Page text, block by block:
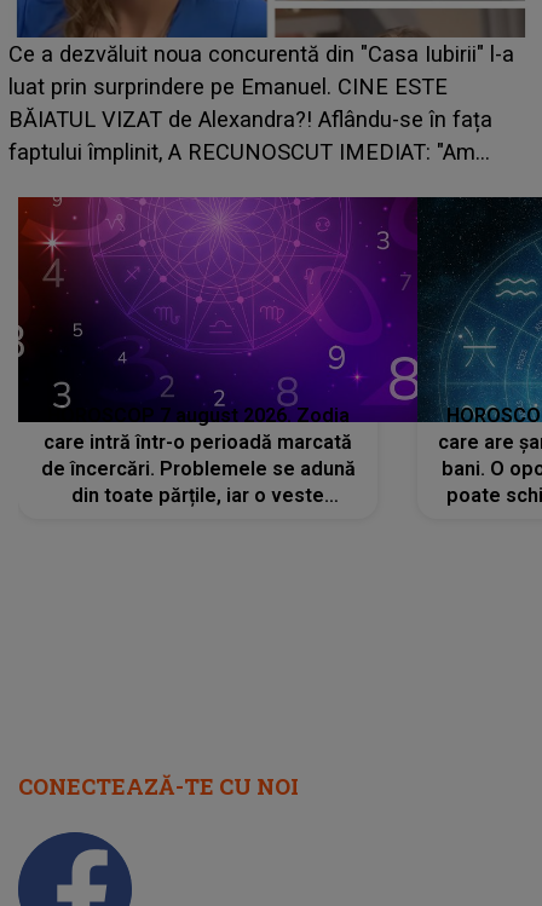
Ce a dezvăluit noua concurentă din "Casa Iubirii" l-a
luat prin surprindere pe Emanuel. CINE ESTE
BĂIATUL VIZAT de Alexandra?! Aflându-se în fața
faptului împlinit, A RECUNOSCUT IMEDIAT: "Am
HOROSCOP 7 august 2026. Zodia
care intră într-o perioadă marcată
de încercări. Problemele se adună
din toate părțile, iar o veste
care are
bani. O
poate
CONECTEAZĂ-TE CU NOI